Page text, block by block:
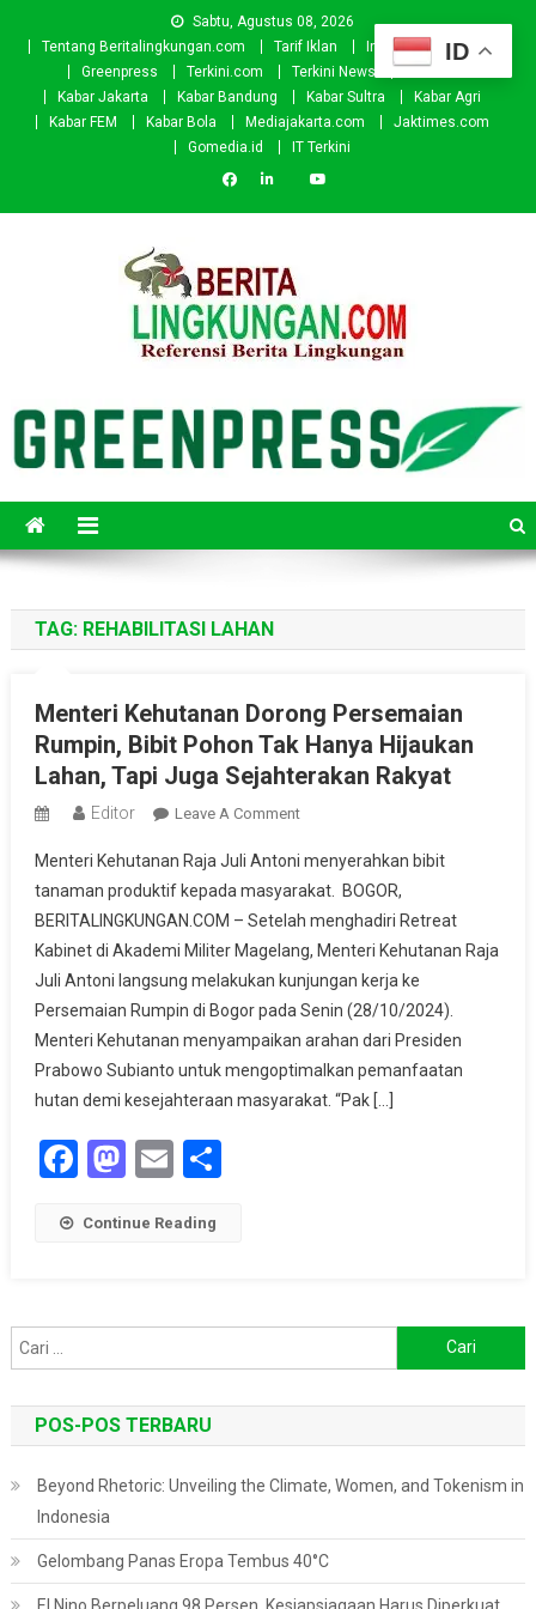
Sabtu, Agustus 08, 2026
Tentang Beritalingkungan.com
Tarif Iklan Investor
Donasi
Greenpress
Terkini.com Terkini News
Kabar.id
Kabar Jakarta
Kabar Bandung Kabar Sultra
Kabar Agri
Kabar FEM
Kabar Bola Mediajakarta.com
Jaktimes.com
Gomedia.id
IT Terkini
TAG: REHABILITASI LAHAN
Menteri Kehutanan Dorong Persemaian
Rumpin, Bibit Pohon Tak Hanya Hijaukan
Lahan, Tapi Juga Sejahterakan Rakyat
Editor Leave A CommentOn
Kehutanan
Dorong
Persemaian
Rumpin,
Bibit
Pohon
Hanya
Menteri Kehutanan Raja Juli Antoni menyerahkan bibit
tanaman produktif kepada masyarakat. BOGOR,
BERITALINGKUNGAN.COM – Setelah menghadiri Retreat
Kabinet di Akademi Militer Magelang, Menteri Kehutanan Raja
Juli Antoni langsung melakukan kunjungan kerja ke
Persemaian Rumpin di Bogor pada Senin (28/10/2024).
Menteri Kehutanan menyampaikan arahan dari Presiden
Prabowo Subianto untuk mengoptimalkan pemanfaatan
hutan demi kesejahteraan masyarakat. “Pak […]
Facebook
Mastodon
EmailShare
Continue Reading
untuk:
POS-POS TERBARU
Beyond Rhetoric: Unveiling the Climate, Women, and Tokenism in
Indonesia
Gelombang Panas Eropa Tembus 40°C
El Nino Berpeluang 98 Persen, Kesiapsiagaan Harus Diperkuat
ID